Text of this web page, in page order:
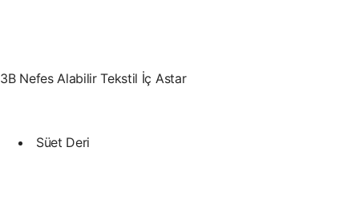
3B Nefes Alabilir Tekstil İç Astar
Süet Deri